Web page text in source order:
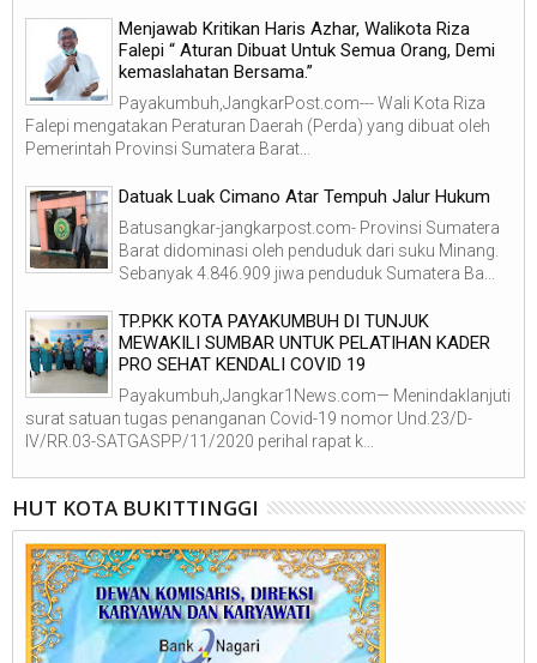
Menjawab Kritikan Haris Azhar, Walikota Riza
Falepi “ Aturan Dibuat Untuk Semua Orang, Demi
kemaslahatan Bersama.”
Payakumbuh,JangkarPost.com--- Wali Kota Riza
Falepi mengatakan Peraturan Daerah (Perda) yang dibuat oleh
Pemerintah Provinsi Sumatera Barat...
Datuak Luak Cimano Atar Tempuh Jalur Hukum
Batusangkar-jangkarpost.com- Provinsi Sumatera
Barat didominasi oleh penduduk dari suku Minang.
Sebanyak 4.846.909 jiwa penduduk Sumatera Ba...
TP.PKK KOTA PAYAKUMBUH DI TUNJUK
MEWAKILI SUMBAR UNTUK PELATIHAN KADER
PRO SEHAT KENDALI COVID 19
Payakumbuh,Jangkar1News.com— Menindaklanjuti
surat satuan tugas penanganan Covid-19 nomor Und.23/D-
IV/RR.03-SATGASPP/11/2020 perihal rapat k...
HUT KOTA BUKITTINGGI